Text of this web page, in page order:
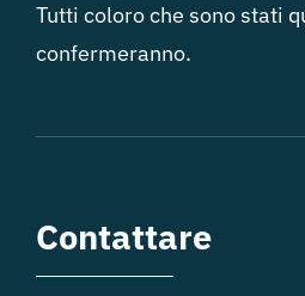
Tutti coloro che sono stati
confermeranno.
Contattare